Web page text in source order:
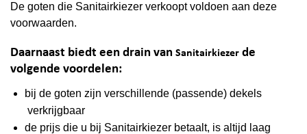
De goten die Sanitairkiezer verkoopt voldoen aan deze
voorwaarden.
Daarnaast biedt een drain van Sanitairkiezer de
volgende voordelen:
bij de goten zijn verschillende (passende) dekels
verkrijgbaar
de prijs die u bij Sanitairkiezer betaalt, is altijd laag